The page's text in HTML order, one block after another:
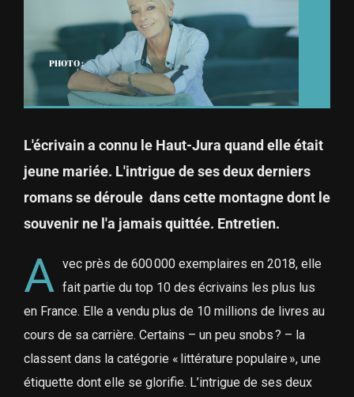
PHOTO :
L'écrivain a connu le Haut-Jura quand elle était
jeune mariée. L'intrigue de ses deux derniers
romans se déroule dans cette montagne dont le
souvenir ne l'a jamais quittée. Entretien.
A vec près de 600 000 exemplaires en 2018, elle
fait partie du top 10 des écrivains les plus lus
en France. Elle a vendu plus de 10 millions de livres au
cours de sa carrière. Certains – un peu snobs ? – la
classent dans la catégorie « littérature populaire », une
étiquette dont elle se glorifie. L’intrigue de ses deux